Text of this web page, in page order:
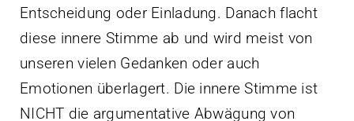
Entscheidung oder Einladung. Danach flacht
diese innere Stimme ab und wird meist von
unseren vielen Gedanken oder auch
Emotionen überlagert. Die innere Stimme ist
NICHT die argumentative Abwägung von